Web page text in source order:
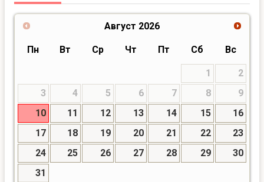
Август 2026
Пн Вт Ср Чт Пт Сб Вс
1
2
3
4 5 6 7 8
9
10
11 12 13 14 15
16
17
18 19 20 21 22
23
24
25 26 27 28 29
30
31